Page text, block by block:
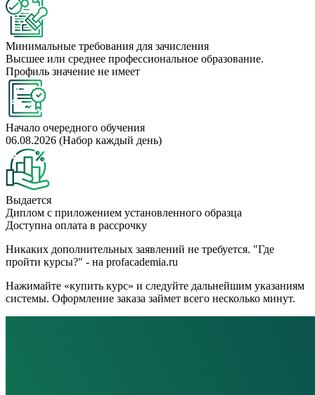
Минимальные требования для зачисления
Высшее или среднее профессиональное образование.
Профиль значение не имеет
Начало очередного обучения
06.08.2026 (Набор каждый день)
Выдается
Диплом с приложением установленного образца
Доступна оплата в рассрочку
Никаких дополнительных заявлений не требуется. "Где
пройти курсы?" - на profacademia.ru
Нажимайте «купить курс» и следуйте дальнейшим указаниям
системы. Оформление заказа займет всего несколько минут.